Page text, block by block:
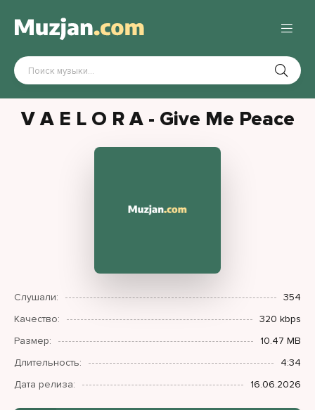
V A E L O R A - Give Me Peace
Слушали:
354
Качество:
320 kbps
Размер:
10.47 MB
Длительность:
4:34
Дата релиза:
16.06.2026